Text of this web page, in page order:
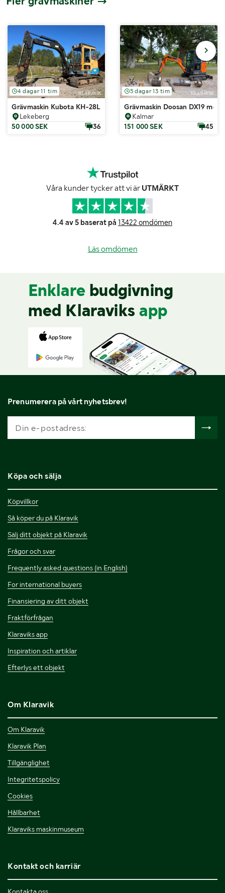
4 dagar 11 tim
Grävmaskin Kubota KH-28L
Lekeberg
50 000 SEK
36
5 dagar 13 tim
Grävmaskin Doosan DX19
Kalmar
151 000 SEK
45
Våra kunder tycker att vi är UTMÄRKT
4.4 av 5 baserat på 13422 omdömen
Läs omdömen
Enklare budgivning
med Klaraviks app
Prenumerera på vårt nyhetsbrev!
Köpa och sälja
Köpvillkor
Så köper du på Klaravik
Sälj ditt objekt på Klaravik
Frågor och svar
Frequently asked questions (in English)
For international buyers
Finansiering av ditt objekt
Fraktförfrågan
Klaraviks app
Inspiration och artiklar
Efterlys ett objekt
Om Klaravik
Om Klaravik
Klaravik Plan
Tillgänglighet
Integritetspolicy
Cookies
Hållbarhet
Klaraviks maskinmuseum
Kontakt och karriär
Kontakta oss